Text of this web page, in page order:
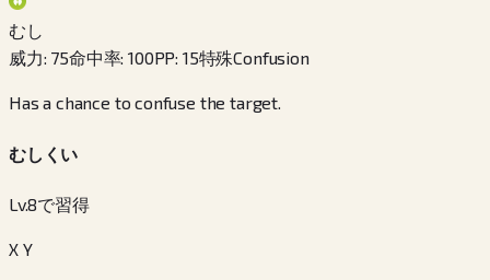
むし
威力: 75命中率:100PP: 15特殊Confusion
Has a chance to confuse the target.
むしくい
Lv.8で習得
X Y